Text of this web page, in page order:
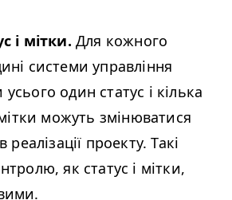
і мітки. Для кожного
системи управління
один статус і кілька
можуть змінюватися
реалізації проекту. Такі
як статус і мітки,